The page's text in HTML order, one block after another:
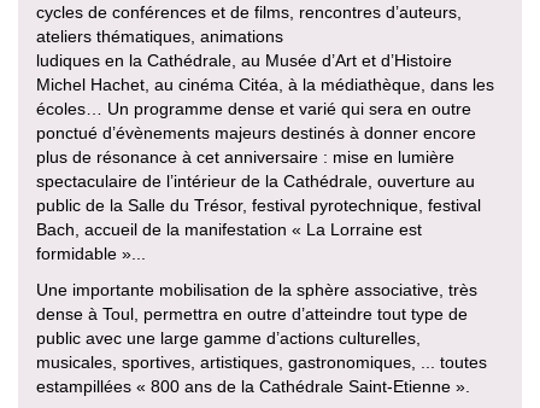
cycles de conférences et de films, rencontres d’auteurs,
ateliers thématiques, animations
ludiques en la Cathédrale, au Musée d’Art et d’Histoire
Michel Hachet, au cinéma Citéa, à la médiathèque, dans les
écoles… Un programme dense et varié qui sera en outre
ponctué d’évènements majeurs destinés à donner encore
plus de résonance à cet anniversaire : mise en lumière
spectaculaire de l’intérieur de la Cathédrale, ouverture au
public de la Salle du Trésor, festival pyrotechnique, festival
Bach, accueil de la manifestation « La Lorraine est
formidable »...
Une importante mobilisation de la sphère associative, très
dense à Toul, permettra en outre d’atteindre tout type de
public avec une large gamme d’actions culturelles,
musicales, sportives, artistiques, gastronomiques, ... toutes
estampillées « 800 ans de la Cathédrale Saint-Etienne ».